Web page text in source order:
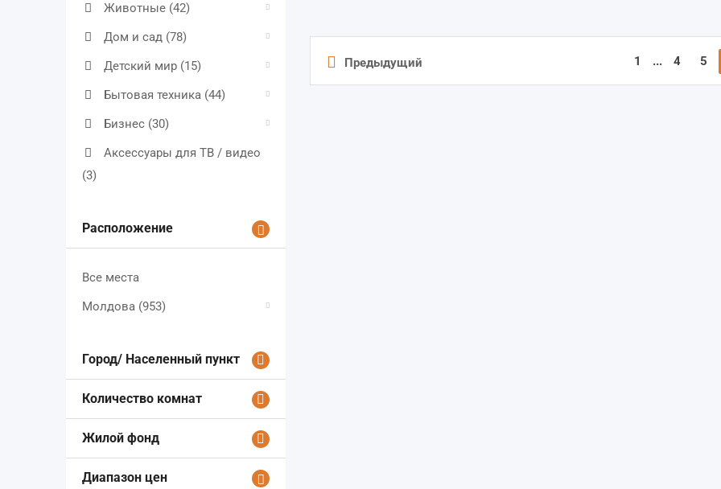
Животные (42)
Дом и сад (78)
Детский мир (15)
Бытовая техника (44)
Бизнес (30)
Аксессуары для ТВ / видео
(3)
Расположение
Все места
Молдова (953)
Город/ Населенный пункт
Количество комнат
Жилой фонд
Диапазон цен
Предыдущий 1 ... 4 5